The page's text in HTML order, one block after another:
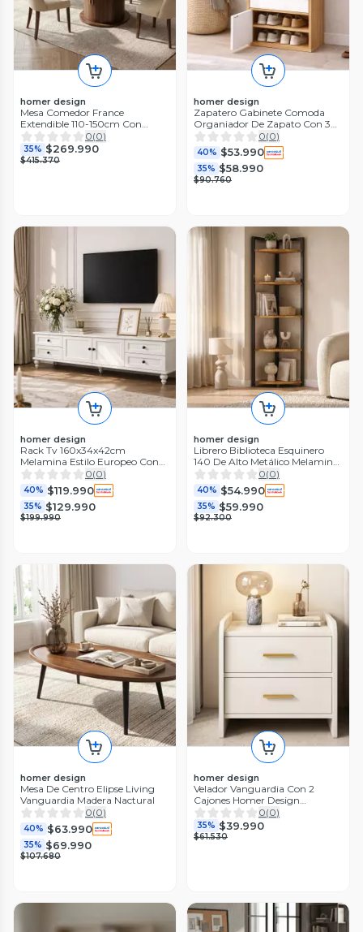
homer design
Mesa Comedor France
Extendible 110-150cm Con
Almacenamiento Tapa Marrón
Marrón Oscuro
0(0)
35% $269.990
$415.370
homer design
Zapatero Gabinete Comoda
Organiador De Zapato Con 3
Puertas
0(0)
40% $53.990
35% $58.990
$90.760
homer design
Rack Tv 160x34x42cm
Melamina Estilo Europeo Con
Patas Blanco 0(0)
40% $119.990
35% $129.990
$199.990
homer design
Librero Biblioteca Esquinero
140 De Alto Metálico Melamina
Color Marrón 0(0)
40% $54.990
35% $59.990
$92.300
homer design
Mesa De Centro Elipse Living
Vanguardia Madera Nactural
0(0)
40% $63.990
35% $69.990
$107.680
homer design
Velador Vanguardia Con 2
Cajones Homer Design
47*40*40
0(0)
35% $39.990
$61.530